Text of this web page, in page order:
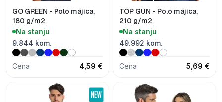
GO GREEN - Polo majica,
180 g/m2
Na stanju
9.844 kom.
Cena 4,59 €
TOP GUN - Polo majica,
210 g/m2
Na stanju
49.992 kom.
Cena 5,69 €